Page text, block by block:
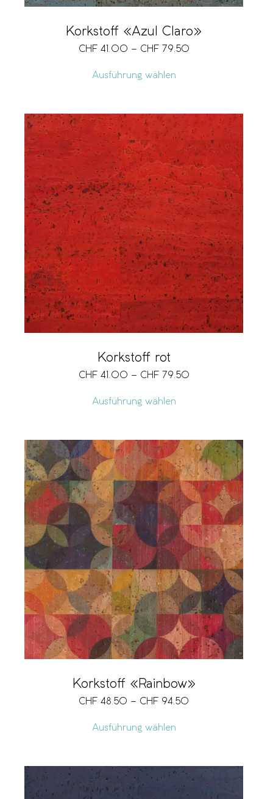
Korkstoff «Azul Claro»
CHF 41.00 – CHF 79.50
Ausführung wählen
Korkstoff rot
CHF 41.00 – CHF 79.50
Ausführung wählen
Korkstoff «Rainbow»
CHF 48.50 – CHF 94.50
Ausführung wählen